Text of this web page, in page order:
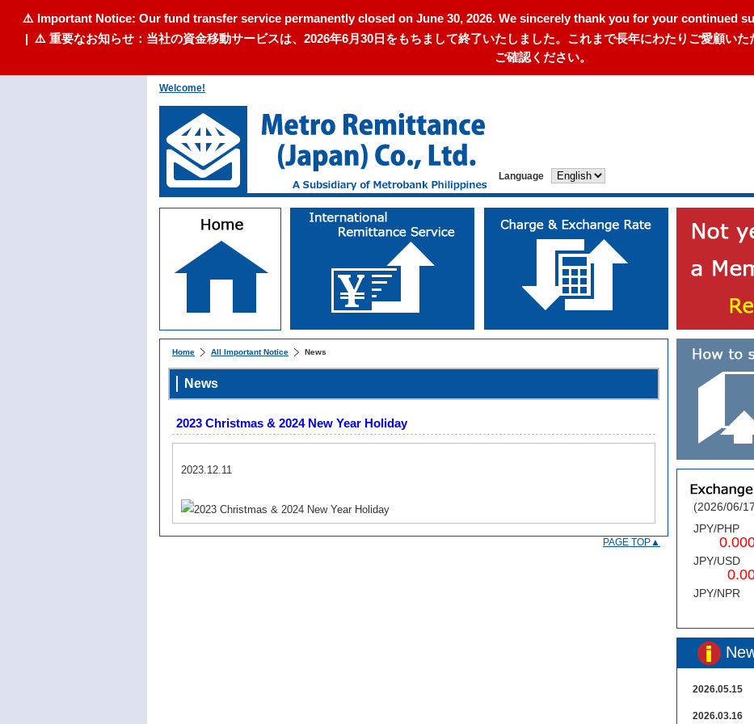
⚠️ Important Notice: Our fund transfer service permanently closed on June 30, 2026. We sincerely thank you for your continued
| ⚠️ 重要なお知らせ：当社の資金移動サービスは、2026年6月30日をもちまして終了いたしました。これまで長年にわたりご愛顧い
ご確認ください。
Welcome!
Language
Home All Important Notice News
News
2023 Christmas & 2024 New Year Holiday
2023.12.11
PAGE TOP▲
(2026/06/
JPY/PHP
JPY/USD
JPY/NPR
2026.05.15
2026.03.16